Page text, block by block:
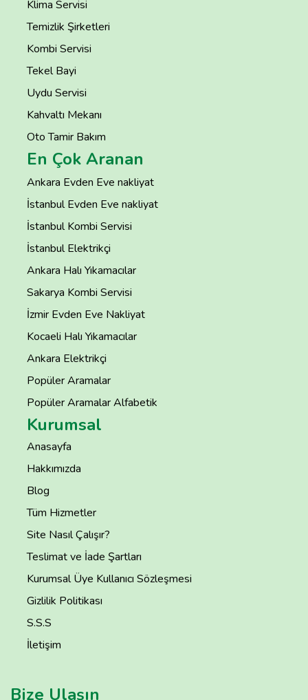
Klima Servisi
Temizlik Şirketleri
Kombi Servisi
Tekel Bayi
Uydu Servisi
Kahvaltı Mekanı
Oto Tamir Bakım
En Çok Aranan
Ankara Evden Eve nakliyat
İstanbul Evden Eve nakliyat
İstanbul Kombi Servisi
İstanbul Elektrikçi
Ankara Halı Yıkamacılar
Sakarya Kombi Servisi
İzmir Evden Eve Nakliyat
Kocaeli Halı Yıkamacılar
Ankara Elektrikçi
Popüler Aramalar
Popüler Aramalar Alfabetik
Kurumsal
Anasayfa
Hakkımızda
Blog
Tüm Hizmetler
Site Nasıl Çalışır?
Teslimat ve İade Şartları
Kurumsal Üye Kullanıcı Sözleşmesi
Gizlilik Politikası
S.S.S
İletişim
Bize Ulaşın